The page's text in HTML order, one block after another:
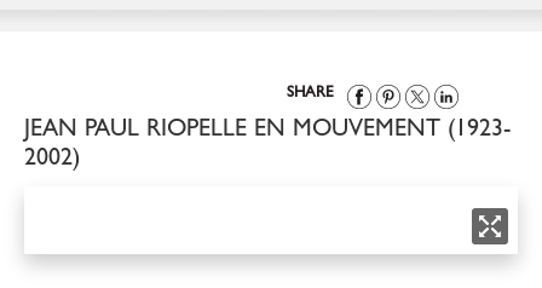
SHARE
JEAN PAUL RIOPELLE EN MOUVEMENT (1923-
2002)